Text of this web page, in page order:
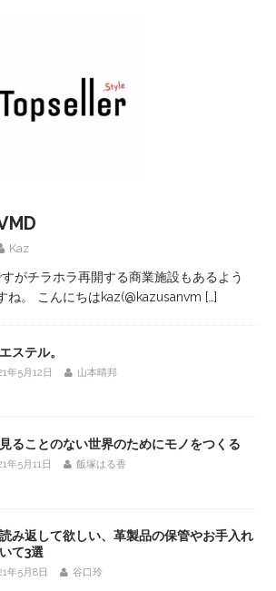
Kaz
がチラホラ再開する商業施設もあるよう
ね。 こんにちはkaz(@kazusanvm […]
ステル。
年5月12日 山本晴邦
ることのない世界のためにモノをつくる
年5月11日 飯塚はる香
み返して欲しい、革製品の保管やお手入れ
て3選
年5月8日 谷口玲